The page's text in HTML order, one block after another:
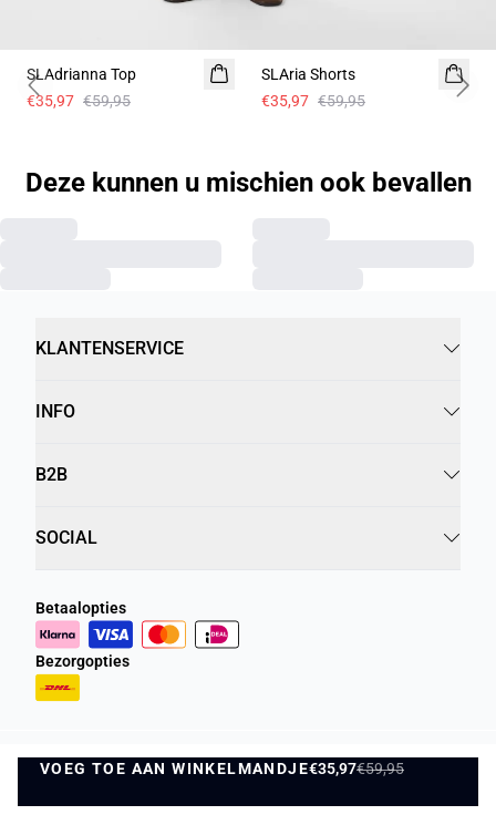
VOEG TOE AAN WINKELMANDJE€35,97€59,95
VOEG TOE AAN WINKELMANDJE
SLAdrianna Top
€35,97 €59,95
Linnen
SLAria Shorts
€35,97 €59,95
Previous slide Next
Deze kunnen u mischien ook bevallen
KLANTENSERVICE
INFO
B2B
SOCIAL
Betaalopties
Bezorgopties
Privacybeleid Algemene Voorwaarden